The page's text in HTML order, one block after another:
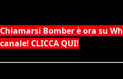
Chiamarsi Bomber è ora su
canale! CLICCA QUI!